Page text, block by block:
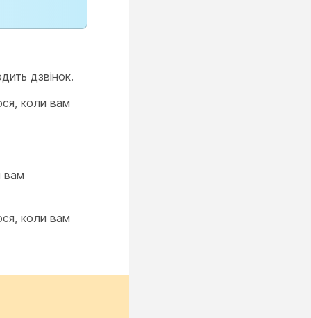
дзвінок.
коли вам
вам
коли вам